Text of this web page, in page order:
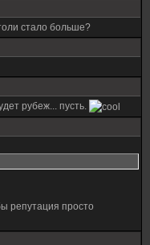
стало больше?
рубеж... пусть.
репутация просто